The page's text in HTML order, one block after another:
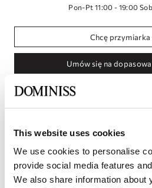
This website uses cookies
We use cookies to personalise
provide social media features
We also share information about
Pon-Pt 11:00 - 19:00
Chcę
Umów się na